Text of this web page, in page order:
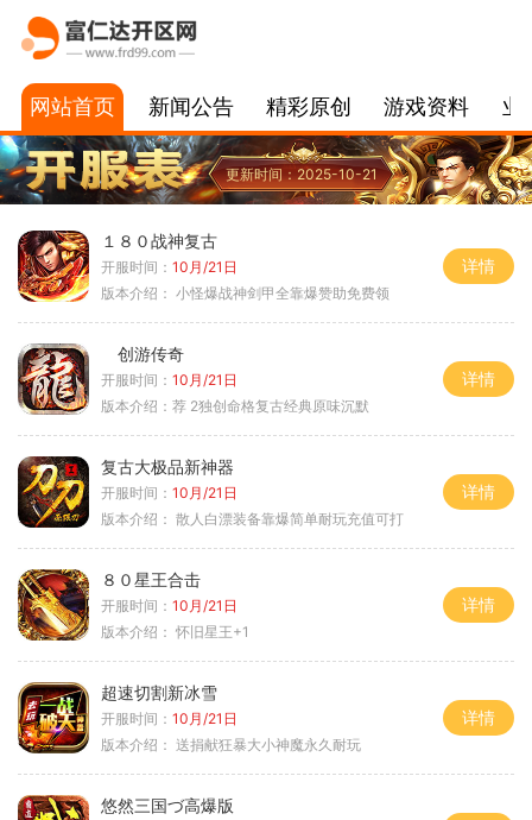
网站首页 新闻公告 精彩原创 游戏资料 业
更新时间：2025-10-21
１８０战神复古
开服时间： 10月/21日
版本介绍： 小怪爆战神剑甲全靠爆赞助免费领
详情
创游传奇
开服时间： 10月/21日
版本介绍： 荐 2独创命格复古经典原味沉默
详情
复古大极品新神器
开服时间： 10月/21日
版本介绍： 散人白漂装备靠爆简单耐玩充值可打
详情
８０星王合击
开服时间： 10月/21日
版本介绍： 怀旧星王+1
详情
超速切割新冰雪
开服时间： 10月/21日
版本介绍： 送捐献狂暴大小神魔永久耐玩
详情
悠然三国づ高爆版